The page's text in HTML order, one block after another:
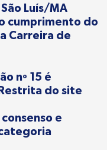
Luís/MA
cumprimento do
Carreira de
nº 15 é
do site
e